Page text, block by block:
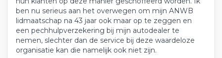
ben nu serieus aan het overwegen om mijn ANWB
lidmaatschap na 43 jaar ook maar op te zeggen en
een pechhulpverzekering bij mijn autodealer te
nemen, slechter dan de service bij deze waardeloze
organisatie kan die namelijk ook niet zijn.